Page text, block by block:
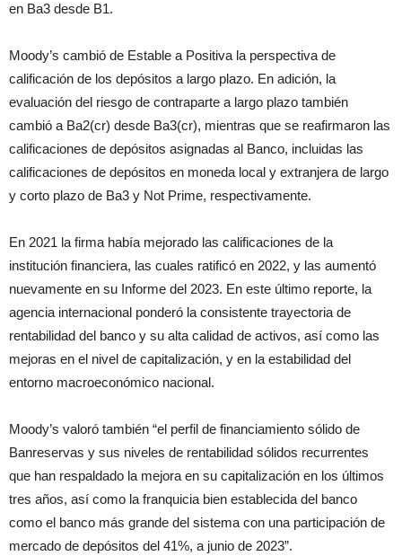
en Ba3 desde B1.
Moody’s cambió de Estable a Positiva la perspectiva de
calificación de los depósitos a largo plazo. En adición, la
evaluación del riesgo de contraparte a largo plazo también
cambió a Ba2(cr) desde Ba3(cr), mientras que se reafirmaron las
calificaciones de depósitos asignadas al Banco, incluidas las
calificaciones de depósitos en moneda local y extranjera de largo
y corto plazo de Ba3 y Not Prime, respectivamente.
En 2021 la firma había mejorado las calificaciones de la
institución financiera, las cuales ratificó en 2022, y las aumentó
nuevamente en su Informe del 2023. En este último reporte, la
agencia internacional ponderó la consistente trayectoria de
rentabilidad del banco y su alta calidad de activos, así como las
mejoras en el nivel de capitalización, y en la estabilidad del
entorno macroeconómico nacional.
Moody’s valoró también “el perfil de financiamiento sólido de
Banreservas y sus niveles de rentabilidad sólidos recurrentes
que han respaldado la mejora en su capitalización en los últimos
tres años, así como la franquicia bien establecida del banco
como el banco más grande del sistema con una participación de
mercado de depósitos del 41%, a junio de 2023”.